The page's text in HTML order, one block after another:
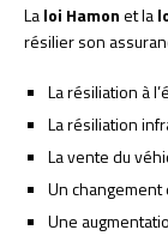
Laloi Hamonet la
résilier son
La résiliation à
La résiliation
La vente du
Un
Une